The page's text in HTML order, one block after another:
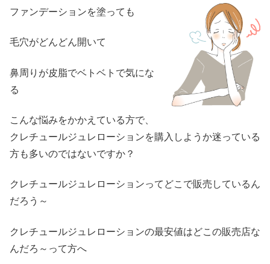
ファンデーションを塗っても
毛穴がどんどん開いて
鼻周りが皮脂でベトベトで気にな
る
こんな悩みをかかえている方で、
クレチュールジュレローションを購入しようか迷っている
方も多いのではないですか？
クレチュールジュレローションってどこで販売しているん
だろう～
クレチュールジュレローションの最安値はどこの販売店な
んだろ～って方へ